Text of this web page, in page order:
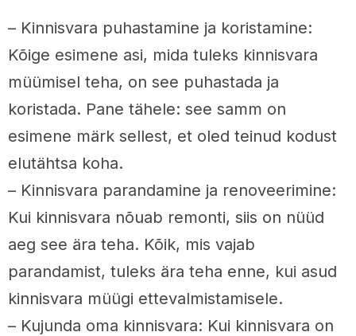
– Kinnisvara puhastamine ja koristamine:
Kõige esimene asi, mida tuleks kinnisvara
müümisel teha, on see puhastada ja
koristada. Pane tähele: see samm on
esimene märk sellest, et oled teinud kodust
elutähtsa koha.
– Kinnisvara parandamine ja renoveerimine:
Kui kinnisvara nõuab remonti, siis on nüüd
aeg see ära teha. Kõik, mis vajab
parandamist, tuleks ära teha enne, kui asud
kinnisvara müügi ettevalmistamisele.
– Kujunda oma kinnisvara: Kui kinnisvara on